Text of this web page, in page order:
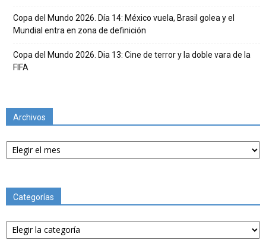
Copa del Mundo 2026. Día 14: México vuela, Brasil golea y el
Mundial entra en zona de definición
Copa del Mundo 2026. Dia 13: Cine de terror y la doble vara de la
FIFA
Archivos
Archivos
Categorías
Categorías